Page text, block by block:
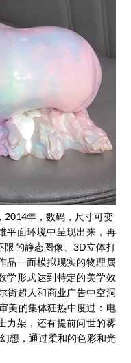
2014年，数码，尺寸可变
平面环境中呈现出来，再
限的静态图像、3D立体打
品一面模拟现实的物理属
学形式达到特定的美学效
街超人和商业广告中空洞
美的集体狂热中度过：电
力架，还有提前问世的雾
想，通过柔和的色彩和光